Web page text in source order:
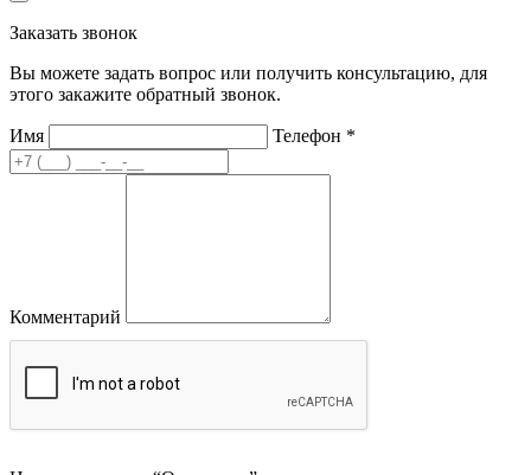
Заказать звонок
Вы можете задать вопрос или получить консультацию, для
этого закажите обратный звонок.
Имя Телефон *
Комментарий